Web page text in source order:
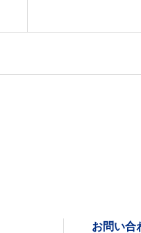
お問い合